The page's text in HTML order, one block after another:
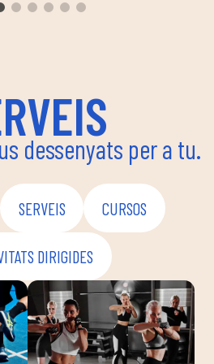
dessenyats per a tu.
SERVEIS CURSOS
DIRIGIDES